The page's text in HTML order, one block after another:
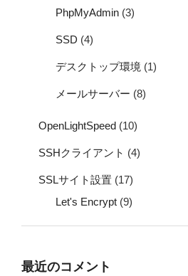
PhpMyAdmin (3)
SSD (4)
デスクトップ環境 (1)
メールサーバー (8)
OpenLightSpeed (10)
SSHクライアント (4)
SSLサイト設置 (17)
Let's Encrypt (9)
最近のコメント